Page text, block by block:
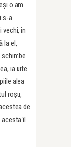
o am
s-a
vechi, în
la el,
ia uite
alea
roşu,
de
acesta îl